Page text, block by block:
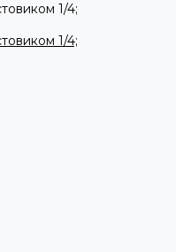
1/4;
1/4;